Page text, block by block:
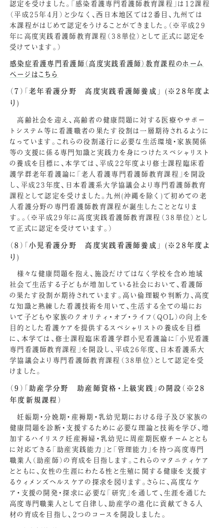
認定を受けました。「感染看護専門看護師教育課程」は12課程
（平成25年4月）と少なく、西日本地区では2番目、九州では
本課程がはじめて認定をうけることができました。 （※平成29
年に高度実践看護師教育課程（38単位）として正式に認定を
受けています。）
感染症看護専門看護師（高度実践看護師）教育課程のホーム
ページはこちら
（7）「老年看護分野 高度実践看護師養成」 (※28年度よ
り)
高齢社会を迎え、高齢者の健康問題に対する医療やサポー
トシステム等に看護職者の果たす役割は一層期待されるように
なっています。これらの役割遂行に必要な生活環境・家族関係
等の支援に係る専門知識と実践力を身につけたスペシャリスト
の養成を目標に、本学では、平成22年度より修士課程臨床看
護学群老年看護論に「老人看護専門看護師教育課程」を開設
し、平成23年度、日本看護系大学協議会より専門看護師教育
課程として認定を受けました。九州(沖縄を除く)で初めての老
人看護分野の専門看護師教育課程が誕生したこととなりま
す。 。（※平成29年に高度実践看護師教育課程（38単位）とし
て正式に認定を受けています。）
（8）「小児看護分野 高度実践看護師養成」 (※28年度よ
り)
様々な健康問題を抱え、施設だけではなく学校を含め地域
社会で生活する子どもが増加している社会において、看護師
の果たす役割が期待されています。高い倫理観や判断力、高度
な知識と熟練した看護技術を用いて、生活する全ての場にお
いて子どもや家族のクオリティ・オブ・ライフ（QOL）の向上を
目的とした看護ケアを提供するスペシャリストの養成を目標
に、本学では、修士課程臨床看護学群小児看護論に「小児看護
専門看護師教育課程」を開設し、 平成26年度、日本看護系大
学協議会より専門看護師教育課程（38単位）として認定を受
けました。
（9）「助産学分野 助産師資格・上級実践」の開設（※28
年度新規課程）
妊娠期・分娩期・産褥期・乳幼児期における母子及び家族の
健康問題を診断・支援するために必要な理論と技術を学び、増
加するハイリスク妊産褥婦・乳幼児に周産期医療チームととも
に対応できる「助産実践能力」と「管理能力」を持つ高度専門
職業人（助産師）の育成を目指します。これらのマタニティケア
とともに、女性の生涯にわたる性と生殖に関する健康を支援す
るウィメンズヘルスケアの探求を図ります。さらに、高度なケ
ア・支援の開発・探求に必要な「研究」を通して、生涯を通じた
高度専門職業人として自律し、助産学の進化に貢献できる人
材の育成を目指し、2つのコースを開設しました。